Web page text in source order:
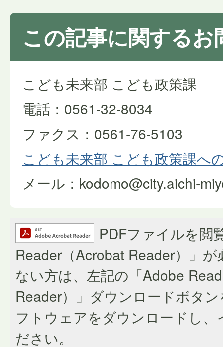
この記事に関するお
こども未来部 こども政策課
電話：0561-32-8034
ファクス：0561-76-5103
こども未来部 こども政策課へ
メール：kodomo@city.aichi-
PDFファイルを閲
Reader（Acrobat Reader）」
ない方は、左記の「Adobe
Reader）」ダウンロードボタ
フトウェアをダウンロードし
ださい。